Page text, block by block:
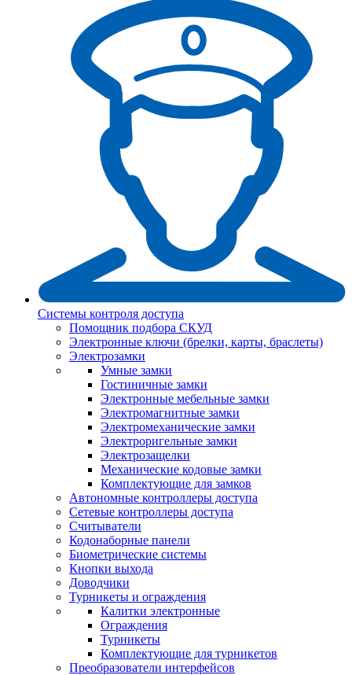
Системы контроля доступа
Помощник подбора СКУД
Электронные ключи (брелки, карты, браслеты)
Электрозамки
Умные замки
Гостиничные замки
Электронные мебельные замки
Электромагнитные замки
Электромеханические замки
Электроригельные замки
Электрозащелки
Механические кодовые замки
Комплектующие для замков
Автономные контроллеры доступа
Сетевые контроллеры доступа
Считыватели
Кодонаборные панели
Биометрические системы
Кнопки выхода
Доводчики
Турникеты и ограждения
Калитки электронные
Ограждения
Турникеты
Комплектующие для турникетов
Преобразователи интерфейсов